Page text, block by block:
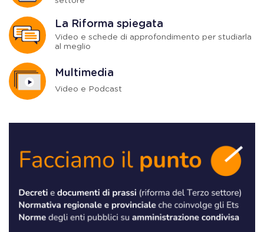
La Riforma spiegata
Video e schede di approfondimento per studiarla
al meglio
Multimedia
Video e Podcast